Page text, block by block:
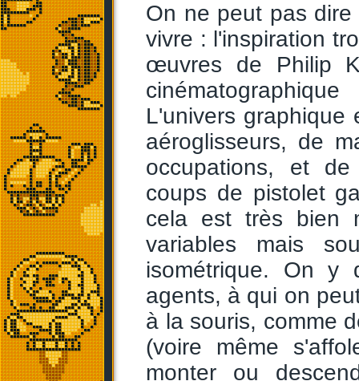
On ne peut pas
vivre : l'inspiration
œuvres de Philip
L'univers graphique
aéroglisseurs, de
occupations, et
coups de pistolet
cela est très bien
variables mais
isométrique. On
agents, à qui on
à la souris, comme
(voire même
monter ou